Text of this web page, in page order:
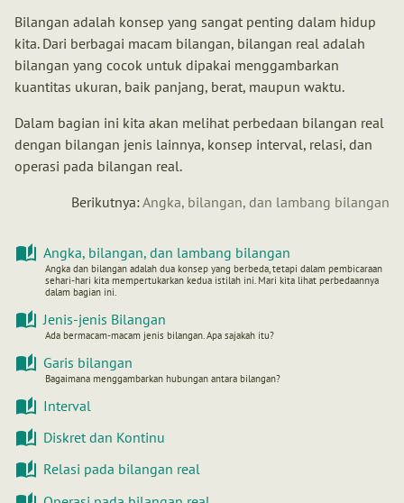
Bilangan adalah konsep yang sangat penting dalam hidup
kita. Dari berbagai macam bilangan, bilangan real adalah
bilangan yang cocok untuk dipakai menggambarkan
kuantitas ukuran, baik panjang, berat, maupun waktu.
Dalam bagian ini kita akan melihat perbedaan bilangan real
dengan bilangan jenis lainnya, konsep interval, relasi, dan
operasi pada bilangan real.
Berikutnya:Angka, bilangan, dan lambang bilangan
Angka, bilangan, dan lambang bilangan
Angka dan bilangan adalah dua konsep yang berbeda, tetapi dalam pembicaraan
sehari-hari kita mempertukarkan kedua istilah ini. Mari kita lihat perbedaannya
dalam bagian ini.
Jenis-jenis Bilangan
Ada bermacam-macam jenis bilangan. Apa sajakah itu?
Garis bilangan
Bagaimana menggambarkan hubungan antara bilangan?
Interval
Diskret dan Kontinu
Relasi pada bilangan real